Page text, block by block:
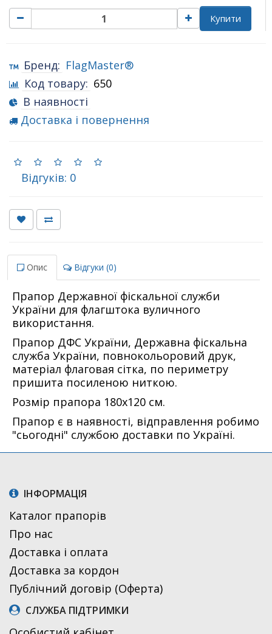
Купити
Бренд: FlagMaster®
Код товару: 650
В наявності
Доставка і повернення
Відгуків: 0
Опис Відгуки (0)
Прапор Державної фіскальної служби
України для флагштока вуличного
використання.
Прапор ДФС України, Державна фіскальна
служба України, повнокольоровий друк,
матеріал флаговая сітка, по периметру
пришита посиленою ниткою.
Розмір прапора 180х120 см.
Прапор є в наявності, відправлення робимо
"сьогодні" службою доставки по Україні.
ІНФОРМАЦІЯ
Каталог прапорів
Про нас
Доставка і оплата
Доставка за кордон
Публічний договір (Оферта)
СЛУЖБА ПІДТРИМКИ